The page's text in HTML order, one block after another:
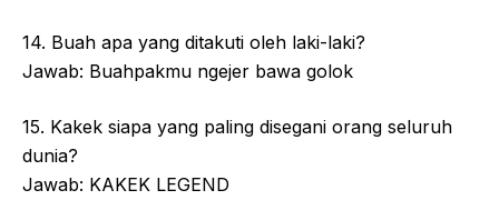
14. Buah apa yang ditakuti oleh laki-laki?
Jawab: Buahpakmu ngejer bawa golok
15. Kakek siapa yang paling disegani orang seluruh
dunia?
Jawab: KAKEK LEGEND